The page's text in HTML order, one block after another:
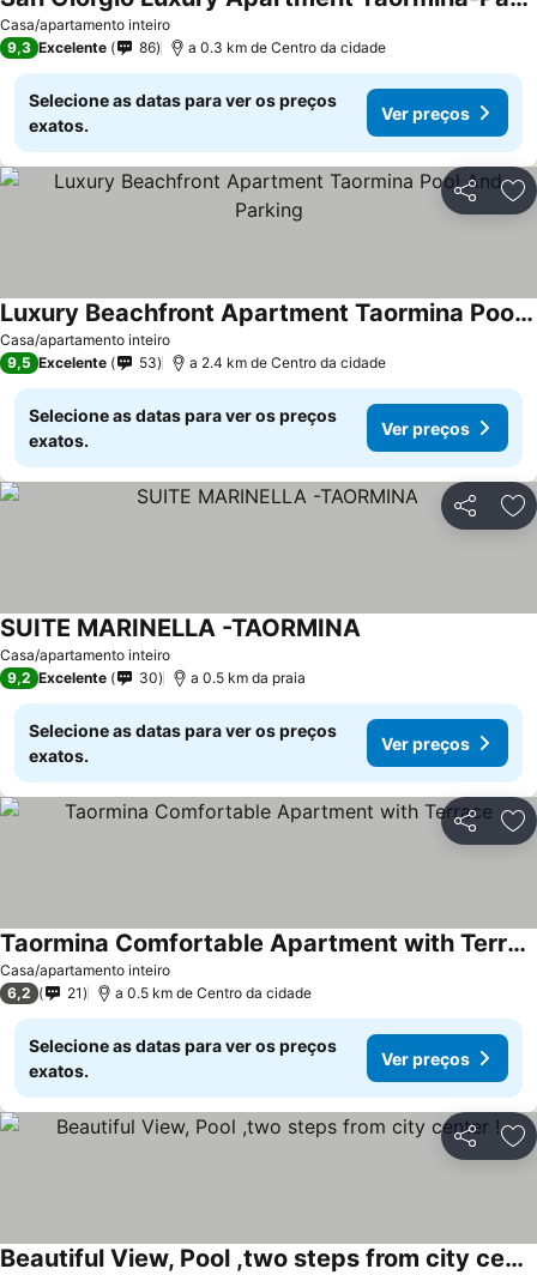
Casa/apartamento inteiro
Ver preços
9,3 Excelente 86 a 0.3 km de Centro da cidade
Selecione as datas para ver os preços
exatos.
Ver preços
Partilhar
Casa/apartamento inteiro
Luxury Beachfront Apartment Taormina Pool And Parking
Ver preços
9,5 Excelente 53 a 2.4 km de Centro da cidade
Selecione as datas para ver os preços
exatos.
Ver preços
Partilhar
Casa/apartamento inteiro
SUITE MARINELLA -TAORMINAVer preços
9,2 Excelente 30 a 0.5 km da praia
Selecione as datas para ver os preços
exatos.
Ver preços
Partilhar
Casa/apartamento inteiro
Taormina Comfortable Apartment with Terrace
Ver preços
6,2 21 a 0.5 km de Centro da cidade
Selecione as datas para ver os preços
exatos.
Ver preços
Partilhar
Beautiful View, Pool ,two steps from city center !